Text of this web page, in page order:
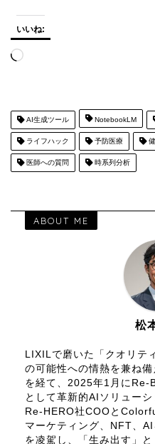
いいね:
読
中…
AI生成ツール NotebookLM
ライフハック 予防医療 健
医師への質問 時系列分析
ABOUT ME
松
LIXILで磨いた「クオリテ
の可能性への情熱を兼ね
を経て、2025年1月にRe-
として革新的AIソリュー
Re-HERO社COOと
マーケティング、NFT、
を凌駕し、「生み出す」